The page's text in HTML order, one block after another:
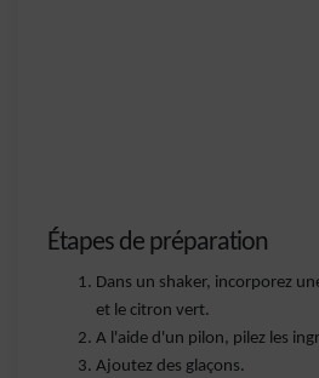
Étapes de préparation
Dans un shaker, incorporez
et le citron vert.
A l'aide d'un pilon, pilez les
Ajoutez des glaçons.